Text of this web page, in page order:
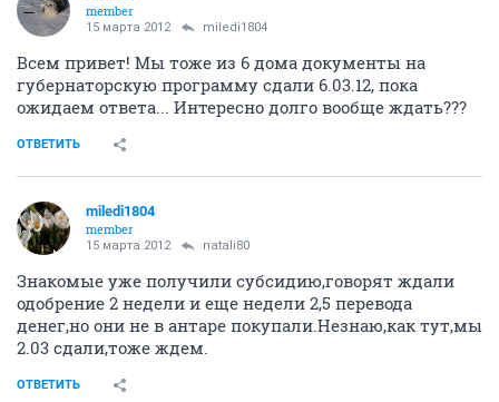
member
15 марта 2012 miledi1804
Всем привет! Мы тоже из 6 дома документы на
губернаторскую программу сдали 6.03.12, пока
ожидаем ответа... Интересно долго вообще ждать???
ОТВЕТИТЬ
miledi1804
member
15 марта 2012 natali80
Знакомые уже получили субсидию,говорят ждали
одобрение 2 недели и еще недели 2,5 перевода
денег,но они не в антаре покупали.Незнаю,как тут,мы
2.03 сдали,тоже ждем.
ОТВЕТИТЬ